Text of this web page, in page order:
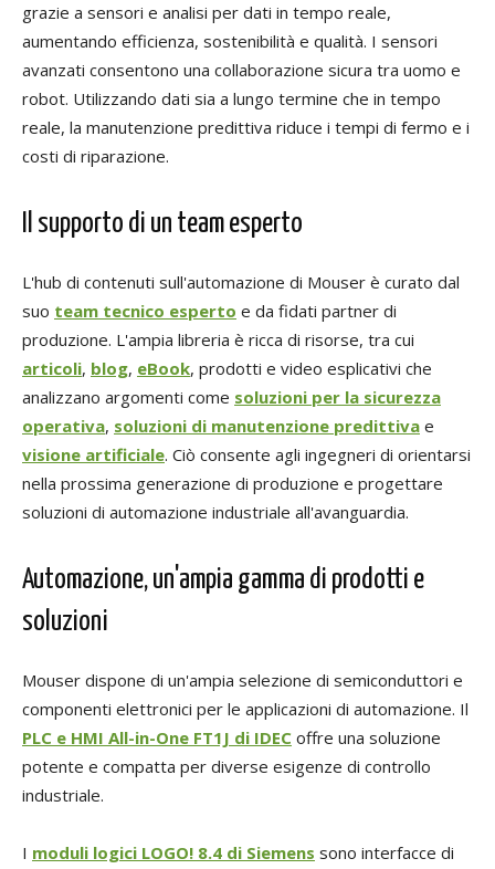
grazie a sensori e analisi per dati in tempo reale,
aumentando efficienza, sostenibilità e qualità. I sensori
avanzati consentono una collaborazione sicura tra uomo e
robot. Utilizzando dati sia a lungo termine che in tempo
reale, la manutenzione predittiva riduce i tempi di fermo e i
costi di riparazione.
Il supporto di un team esperto
L'hub di contenuti sull'automazione di Mouser è curato dal
suo team tecnico esperto e da fidati partner di
produzione. L'ampia libreria è ricca di risorse, tra cui
articoli, blog, eBook, prodotti e video esplicativi che
analizzano argomenti come soluzioni per la sicurezza
operativa, soluzioni di manutenzione predittiva e
visione artificiale. Ciò consente agli ingegneri di orientarsi
nella prossima generazione di produzione e progettare
soluzioni di automazione industriale all'avanguardia.
Automazione, un'ampia gamma di prodotti e
soluzioni
Mouser dispone di un'ampia selezione di semiconduttori e
componenti elettronici per le applicazioni di automazione. Il
PLC e HMI All-in-One FT1J di IDEC offre una soluzione
potente e compatta per diverse esigenze di controllo
industriale.
I moduli logici LOGO! 8.4 di Siemens sono interfacce di